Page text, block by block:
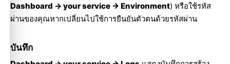
Dashboard → your service → Environment) หรือใช้รหัส
ผ่านของคุณหากเปลี่ยนไปใช้การยืนยันตัวตนด้วยรหัสผ่าน
บันทึก